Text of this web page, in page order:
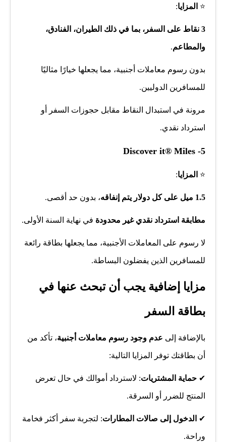
⭐ المزايا:
3 نقاط على السفر، بما في ذلك الطيران، الفنادق،
والمطاعم.
بدون رسوم معاملات أجنبية، مما يجعلها خيارًا مثاليًا
للمسافرين الدوليين.
مرونة في استبدال النقاط مقابل حجوزات السفر أو
استرداد نقدي.
Discover it® Miles -5
⭐ المزايا:
1.5 ميل على كل دولار يتم إنفاقه ، بدون حد أقصى.
مطابقة استرداد نقدي غير محدودة في نهاية السنة الأولى.
لا رسوم على المعاملات الأجنبية، مما يجعلها بطاقة رائعة
للمسافرين الذين يفضلون البساطة.
مزايا إضافية يجب أن تبحث عنها في
بطاقة السفر
بالإضافة إلى عدم وجود رسوم معاملات أجنبية، تأكد من
أن بطاقتك توفر المزايا التالية:
✔ حماية المشتريات: لاسترداد أموالك في حال تعرض
المنتج للضرر أو السرقة.
✔ الدخول إلى صالات المطارات: لتجربة سفر أكثر فخامة
وراحة.